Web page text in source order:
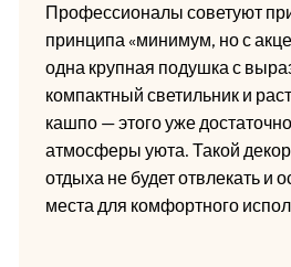
Профессионалы советуют
принципа «минимум, но с
одна крупная подушка с
компактный светильник и
кашпо — этого уже
атмосферы уюта. Такой
отдыха не будет отвлекать и
места для комфортного